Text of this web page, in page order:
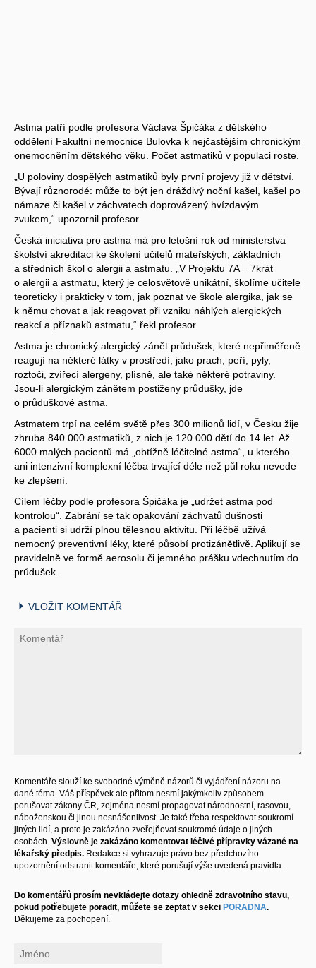
Astma patří podle profesora Václava Špičáka z dětského
oddělení Fakultní nemocnice Bulovka k nejčastějším chronickým
onemocněním dětského věku. Počet astmatiků v populaci roste.
„U poloviny dospělých astmatiků byly první projevy již v dětství.
Bývají různorodé: může to být jen dráždivý noční kašel, kašel po
námaze či kašel v záchvatech doprovázený hvízdavým
zvukem,“ upozornil profesor.
Česká iniciativa pro astma má pro letošní rok od ministerstva
školství akreditaci ke školení učitelů mateřských, základních
a středních škol o alergii a astmatu. „V Projektu 7A = 7krát
o alergii a astmatu, který je celosvětově unikátní, školíme učitele
teoreticky i prakticky v tom, jak poznat ve škole alergika, jak se
k němu chovat a jak reagovat při vzniku náhlých alergických
reakcí a příznaků astmatu,“ řekl profesor.
Astma je chronický alergický zánět průdušek, které nepřiměřeně
reagují na některé látky v prostředí, jako prach, peří, pyly,
roztoči, zvířecí alergeny, plísně, ale také některé potraviny.
Jsou-li alergickým zánětem postiženy průdušky, jde
o průduškové astma.
Astmatem trpí na celém světě přes 300 milionů lidí, v Česku žije
zhruba 840.000 astmatiků, z nich je 120.000 dětí do 14 let. Až
6000 malých pacientů má „obtížně léčitelné astma“, u kterého
ani intenzivní komplexní léčba trvající déle než půl roku nevede
ke zlepšení.
Cílem léčby podle profesora Špičáka je „udržet astma pod
kontrolou“. Zabrání se tak opakování záchvatů dušnosti
a pacienti si udrží plnou tělesnou aktivitu. Při léčbě užívá
nemocný preventivní léky, které působí protizánětlivě. Aplikují se
pravidelně ve formě aerosolu či jemného prášku vdechnutím do
průdušek.
VLOŽIT KOMENTÁŘ
Komentáře slouží ke svobodné výměně názorů či vyjádření názoru na
dané téma. Váš příspěvek ale přitom nesmí jakýmkoliv způsobem
porušovat zákony ČR, zejména nesmí propagovat národnostní, rasovou,
náboženskou či jinou nesnášenlivost. Je také třeba respektovat soukromí
jiných lidí, a proto je zakázáno zveřejňovat soukromé údaje o jiných
osobách. Výslovně je zakázáno komentovat léčivé přípravky vázané na
lékařský předpis. Redakce si vyhrazuje právo bez předchozího
upozornění odstranit komentáře, které porušují výše uvedená pravidla.
Do komentářů prosím nevkládejte dotazy ohledně zdravotního stavu,
pokud potřebujete poradit, můžete se zeptat v sekci PORADNA.
Děkujeme za pochopení.